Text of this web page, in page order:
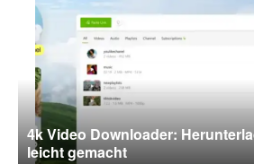
4k Video Downloader:
leicht gemacht